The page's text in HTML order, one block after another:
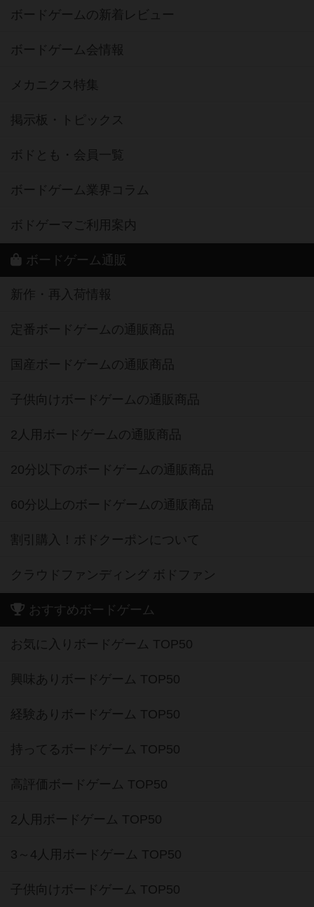
ボードゲームの新着レビュー
ボードゲーム会情報
メカニクス特集
掲示板・トピックス
ボドとも・会員一覧
ボードゲーム業界コラム
ボドゲーマご利用案内
ボードゲーム通販
新作・再入荷情報
定番ボードゲームの通販商品
国産ボードゲームの通販商品
子供向けボードゲームの通販商品
2人用ボードゲームの通販商品
20分以下のボードゲームの通販商品
60分以上のボードゲームの通販商品
割引購入！ボドクーポンについて
クラウドファンディング ボドファン
おすすめボードゲーム
お気に入りボードゲーム TOP50
興味ありボードゲーム TOP50
経験ありボードゲーム TOP50
持ってるボードゲーム TOP50
高評価ボードゲーム TOP50
2人用ボードゲーム TOP50
3～4人用ボードゲーム TOP50
子供向けボードゲーム TOP50